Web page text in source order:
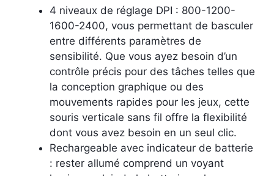
4 niveaux de réglage DPI : 800-1200-
1600-2400, vous permettant de basculer
entre différents paramètres de
sensibilité. Que vous ayez besoin d’un
contrôle précis pour des tâches telles que
la conception graphique ou des
mouvements rapides pour les jeux, cette
souris verticale sans fil offre la flexibilité
dont vous avez besoin en un seul clic.
Rechargeable avec indicateur de batterie
: rester allumé comprend un voyant